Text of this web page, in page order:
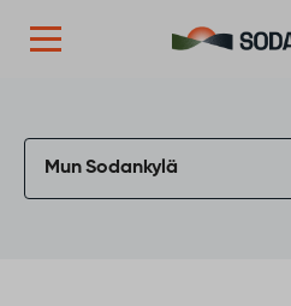
Mun Sodankylä